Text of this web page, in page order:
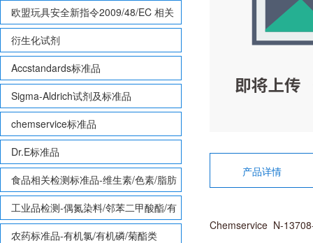
欧盟玩具安全新指令2009/48/EC 相关
致敏性香味剂标准品
衍生化试剂
Accstandards标准品
Sigma-Aldrich试剂及标准品
chemservice标准品
Dr.E标准品
食品相关检测标准品-维生素/色素/脂肪
酸甲酯等
工业品检测-偶氮染料/邻苯二甲酸酯/有
机锡/多溴联苯/多溴联苯醚/多氯联苯
农药标准品-有机氯/有机磷/菊酯类
产品详情
Chemservice N-